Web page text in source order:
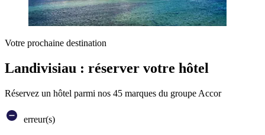
Votre prochaine destination
Landivisiau : réserver votre hôtel
Réservez un hôtel parmi nos 45 marques du groupe Accor
erreur(s)